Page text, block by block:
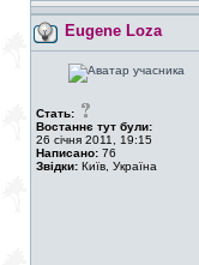
Eugene Loza
Стать:
Востаннє тут були:
26 січня 2011, 19:15
Написано: 76
Звідки: Київ, Україна